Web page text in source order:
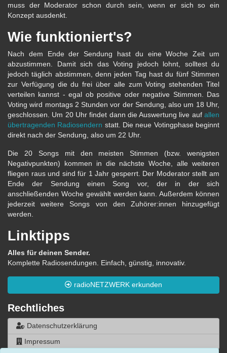
muss der Moderator schon durch sein, wenn er sich so ein
Konzept ausdenkt.
Wie funktioniert's?
Nach dem Ende der Sendung hast du eine Woche Zeit um
abzustimmen. Damit sich das Voting jedoch lohnt, solltest du
jedoch täglich abstimmen, denn jeden Tag hast du fünf Stimmen
zur Verfügung die du frei über alle zum Voting stehenden Titel
verteilen kannst - egal ob positive oder negative Stimmen. Das
Voting wird montags 2 Stunden vor der Sendung, also um 18 Uhr,
geschlossen. Um 20 Uhr findet dann die Auswertung live auf allen
übertragenden Radiosendern statt. Die neue Votingphase beginnt
direkt nach der Sendung, also um 22 Uhr.
Die 20 Songs mit den meisten Stimmen (bzw. wenigsten
Negativpunkten) kommen in die nächste Woche, alle weiteren
fliegen raus und sind für 1 Jahr gesperrt. Der Moderator stellt am
Ende der Sendung einen Song vor, der in der sich
anschließenden Woche gewählt werden kann. Außerdem können
jederzeit weitere Songs von den Zuhörer:innen hinzugefügt
werden.
Linktipps
Alles für deinen Sender.
Komplette Radiosendungen. Einfach, günstig, innovativ.
radioNETZWERK erkunden
Rechtliches
Datenschutzerklärung
Impressum